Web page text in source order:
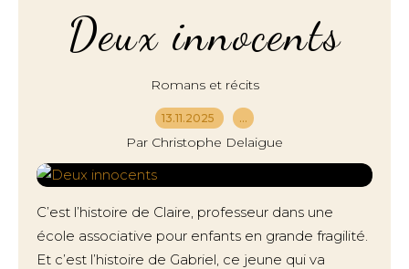
Deux innocents
Romans et récits
13.11.2025 …
Par Christophe Delaigue
C’est l’histoire de Claire, professeur dans une
école associative pour enfants en grande fragilité.
Et c’est l’histoire de Gabriel, ce jeune qui va